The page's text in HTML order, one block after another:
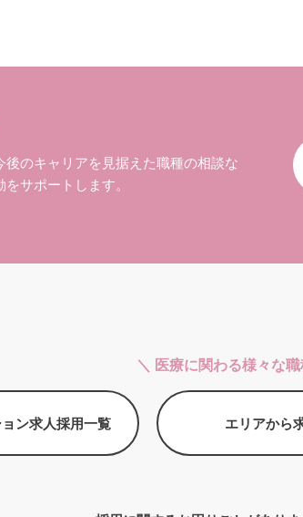
のキャリアを見据えた職種の相談な
サポートします。
＼ 医療に関わる様々な
ン求人採用一覧 エリアから